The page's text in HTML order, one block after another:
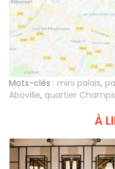
Mots-clés : mini palais,
Aboville, quartier Champs
À